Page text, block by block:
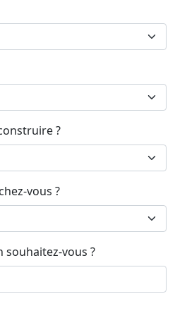
?
vous ?
souhaitez-vous ?